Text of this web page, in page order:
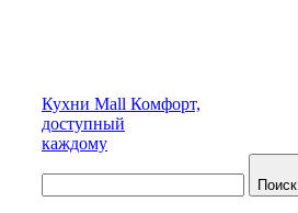
Кухни Mall Комфорт,
доступный
каждому
Поиск